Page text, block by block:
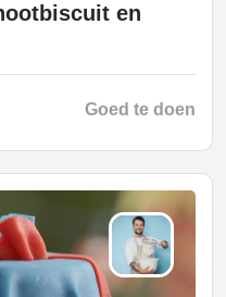
en
Goed te doen